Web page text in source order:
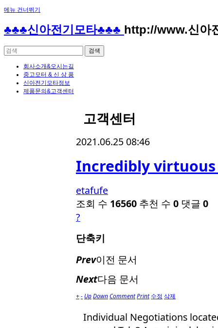
메뉴 건너뛰기
♣♣♣신아전기모타♣♣♣ http://www.신아
회사소개&오시는길
중고모터 & 신 상 품
신아전기모타정보
제품문의&고객센터
고객센터
2021.06.25 08:46
Incredibly
etafufe
조회 수 16560 추천 수 0 댓글 0
?
단축키
Prev이전 문서
Next다음 문서
+- UpDownCommentPrint 수정 삭제
Individual Negotiations